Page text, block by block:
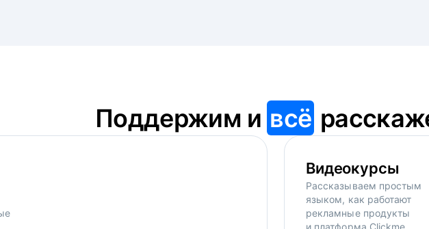
Поддержим и всё
Видеокурсы
Рассказываем простым
языком, как работают
рекламные продукты
и платформа Clickme